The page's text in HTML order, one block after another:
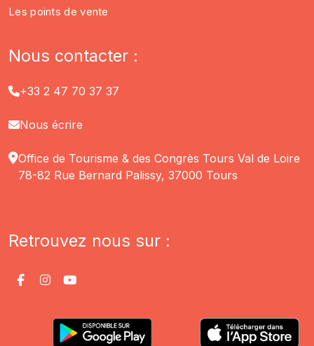
Les points de vente
Nous contacter :
+33 2 47 70 37 37
Nous écrire
Office de Tourisme & des Congrès Tours Val de Loire
78-82 Rue Bernard Palissy, 37000 Tours
Retrouvez nous sur :